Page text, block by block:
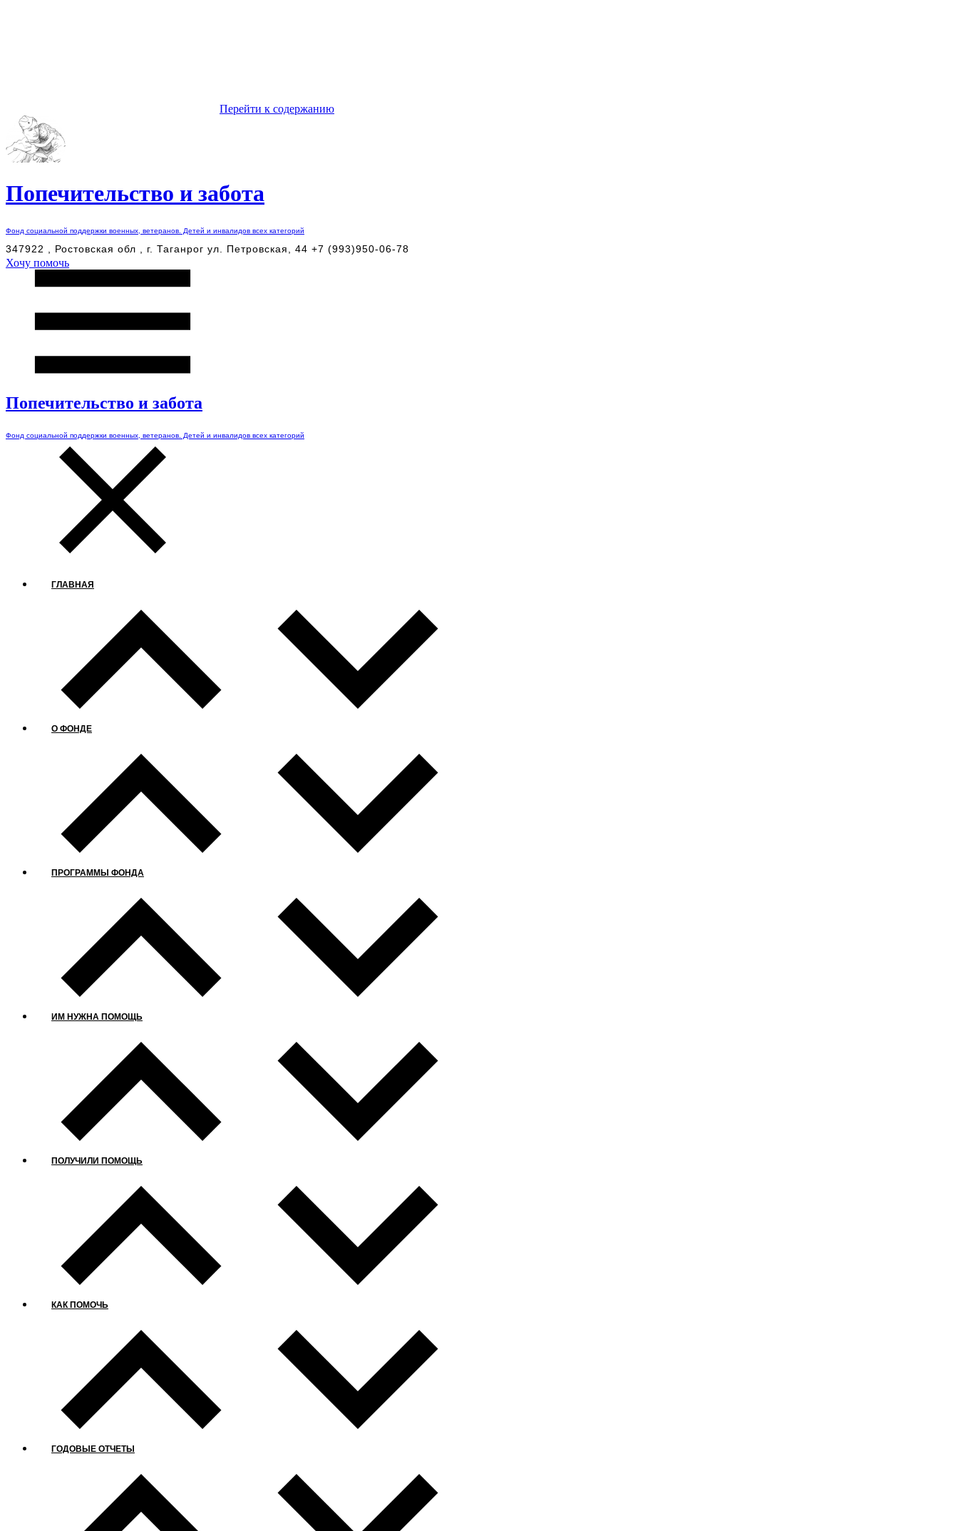
Перейти к содержанию
Попечительство и забота
Фонд социальной поддержки военных, ветеранов. Детей и инвалидов всех категорий
347922 , Ростовская обл , г. Таганрог ул. Петровская, 44 +7 (993)950-06-78
Хочу помочь
Попечительство и забота
Фонд социальной поддержки военных, ветеранов. Детей и инвалидов всех категорий
ГЛАВНАЯ
О ФОНДЕ
ПРОГРАММЫ ФОНДА
ИМ НУЖНА ПОМОЩЬ
ПОЛУЧИЛИ ПОМОЩЬ
КАК ПОМОЧЬ
ГОДОВЫЕ ОТЧЕТЫ